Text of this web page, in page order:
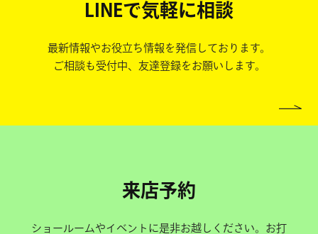
LINEで気軽に相談
最新情報やお役立ち情報を発信しております。
ご相談も受付中、友達登録をお願いします。
来店予約
ショールームやイベントに是非お越しください。お打